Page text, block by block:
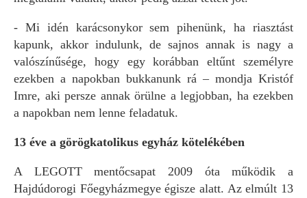
- Mi idén karácsonykor sem pihenünk, ha riasztást
kapunk, akkor indulunk, de sajnos annak is nagy a
valószínűsége, hogy egy korábban eltűnt személyre
ezekben a napokban bukkanunk rá – mondja Kristóf
Imre, aki persze annak örülne a legjobban, ha ezekben
a napokban nem lenne feladatuk.
13 éve a görögkatolikus egyház kötelékében
A LEGOTT mentőcsapat 2009 óta működik a
Hajdúdorogi Főegyházmegye égisze alatt. Az elmúlt 13